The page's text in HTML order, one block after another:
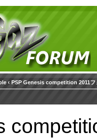
‹ PSP Genesis competition 2011フ